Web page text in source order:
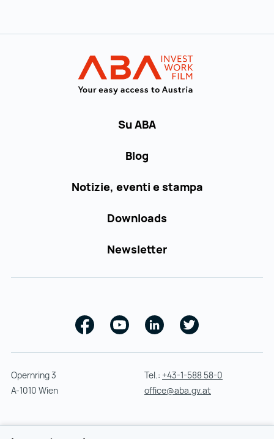
Su ABA
Blog
Notizie, eventi e stampa
Downloads
Newsletter
Facebook
Youtube
Linkedin
Twitter
Opernring 3
A-1010 Wien
Tel.: +43-1-588 58-0
office@aba.gv.at